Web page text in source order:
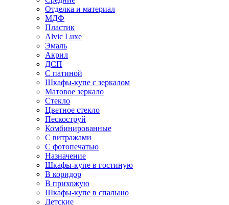
Отделка и материал
МДФ
Пластик
Alvic Luxe
Эмаль
Акрил
ДСП
С патиной
Шкафы-купе с зеркалом
Матовое зеркало
Стекло
Цветное стекло
Пескоструй
Комбинированные
С витражами
С фотопечатью
Назначение
Шкафы-купе в гостиную
В коридор
В прихожую
Шкафы-купе в спальню
Детские